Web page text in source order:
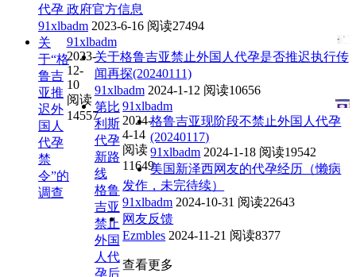
代孕 政府官方信息
91xlbadm 2023-6-16 阅读27494
关
于“格
鲁吉
亚推
迟外
国人
代孕
禁
令”的
调查
91xlbadm
2023-
12-
10
阅读
14557
关于格鲁吉亚禁止外国人代孕是否推迟执行传
闻再探(20240111)
91xlbadm 2024-1-12 阅读10656
第比
利斯
代孕
新路
线
格鲁
吉亚
禁止
外国
人代
孕后
91xlbadm
2024-
4-14
阅读
11649
格鲁吉亚现阶段不禁止外国人代孕
(20240117)
91xlbadm 2024-1-18 阅读19542
美国新泽西网友的代孕经历（懒病
发作，未完待续）
91xlbadm 2024-10-31 阅读22643
网友反馈
Ezmbles 2024-11-21 阅读8377
查看更多